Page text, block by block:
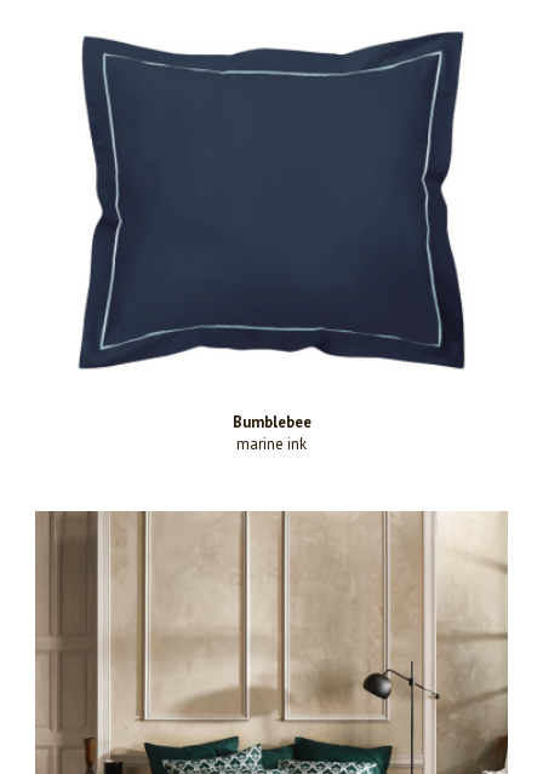
Bumblebee
marine ink